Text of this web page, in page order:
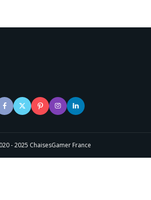
- 2025 ChaisesGamer France